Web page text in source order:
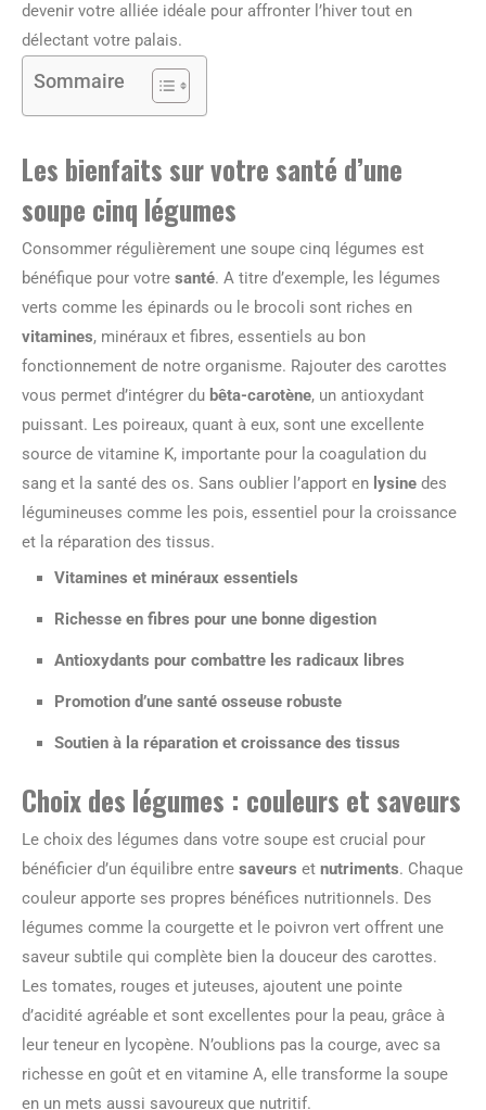
devenir votre alliée idéale pour affronter l’hiver tout en
délectant votre palais.
Sommaire
Les bienfaits sur votre santé d’une
soupe cinq légumes
Consommer régulièrement une soupe cinq légumes est
bénéfique pour votre santé. A titre d’exemple, les légumes
verts comme les épinards ou le brocoli sont riches en
vitamines, minéraux et fibres, essentiels au bon
fonctionnement de notre organisme. Rajouter des carottes
vous permet d’intégrer du bêta-carotène, un antioxydant
puissant. Les poireaux, quant à eux, sont une excellente
source de vitamine K, importante pour la coagulation du
sang et la santé des os. Sans oublier l’apport en lysine des
légumineuses comme les pois, essentiel pour la croissance
et la réparation des tissus.
Vitamines et minéraux essentiels
Richesse en fibres pour une bonne digestion
Antioxydants pour combattre les radicaux libres
Promotion d’une santé osseuse robuste
Soutien à la réparation et croissance des tissus
Choix des légumes : couleurs et saveurs
Le choix des légumes dans votre soupe est crucial pour
bénéficier d’un équilibre entre saveurs et nutriments. Chaque
couleur apporte ses propres bénéfices nutritionnels. Des
légumes comme la courgette et le poivron vert offrent une
saveur subtile qui complète bien la douceur des carottes.
Les tomates, rouges et juteuses, ajoutent une pointe
d’acidité agréable et sont excellentes pour la peau, grâce à
leur teneur en lycopène. N’oublions pas la courge, avec sa
richesse en goût et en vitamine A, elle transforme la soupe
en un mets aussi savoureux que nutritif.